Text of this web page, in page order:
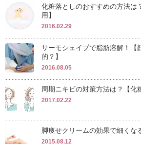
化粧落としのおすすめの方法は
用】
2016.02.29
サーモシェイプで脂肪溶解！【
的？】
2016.08.05
周期ニキビの対策方法は？【化
2017.02.22
脚痩せクリームの効果で細くな
2015.08.12